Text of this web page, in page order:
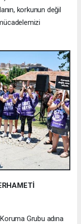
korkunun değil
Grubu adına